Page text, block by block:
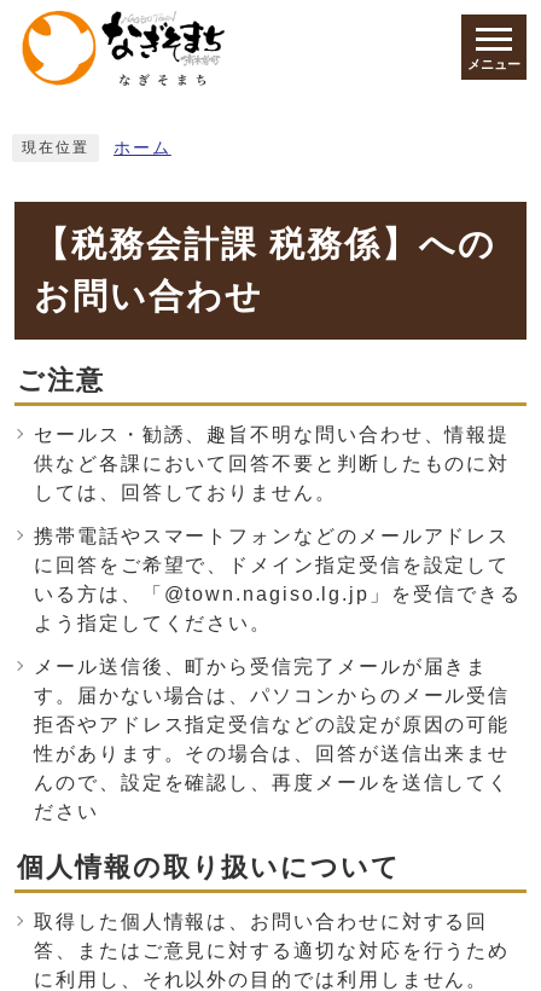
ページの先頭です
メニュー
現在位置 ホーム
【税務会計課 税務係】への
お問い合わせ
ご注意
セールス・勧誘、趣旨不明な問い合わせ、情報提
供など各課において回答不要と判断したものに対
しては、回答しておりません。
携帯電話やスマートフォンなどのメールアドレス
に回答をご希望で、ドメイン指定受信を設定して
いる方は、「@town.nagiso.lg.jp」を受信できる
よう指定してください。
メール送信後、町から受信完了メールが届きま
す。届かない場合は、パソコンからのメール受信
拒否やアドレス指定受信などの設定が原因の可能
性があります。その場合は、回答が送信出来ませ
んので、設定を確認し、再度メールを送信してく
ださい
個人情報の取り扱いについて
取得した個人情報は、お問い合わせに対する回
答、またはご意見に対する適切な対応を行うため
に利用し、それ以外の目的では利用しません。